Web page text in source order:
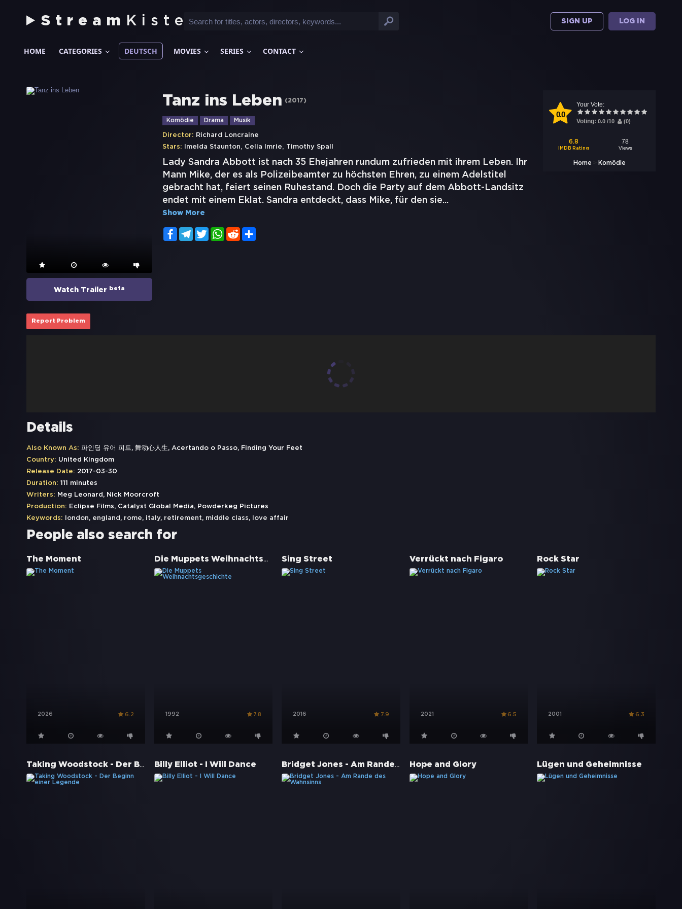
Stream Kiste SIGN UP LOG IN
HOME CATEGORIES DEUTSCH MOVIES SERIES CONTACT
Watch Trailer beta
0.0
Your Vote:
Voting: 0.0 /10 (0)
6.8
IMDB Rating
78
Views
Home > Komödie
Tanz ins Leben (2017)
Komödie Drama Musik
Director: Richard Loncraine
Stars: Imelda Staunton, Celia Imrie, Timothy Spall
Lady Sandra Abbott ist nach 35 Ehejahren rundum zufrieden mit ihrem Leben. Ihr
Mann Mike, der es als Polizeibeamter zu höchsten Ehren, zu einem Adelstitel
gebracht hat, feiert seinen Ruhestand. Doch die Party auf dem Abbott-Landsitz
endet mit einem Eklat. Sandra entdeckt, dass Mike, für den sie...
Show More
FacebookTelegramTwitterWhatsApp
Reddit
Report Problem
Details
Also Known As: 파인딩 유어 피트, 舞动心人生, Acertando o Passo, Finding Your Feet
Country: United Kingdom
Release Date: 2017-03-30
Duration: 111 minutes
Writers: Meg Leonard, Nick Moorcroft
Production: Eclipse Films, Catalyst Global Media, Powderkeg Pictures
Keywords: london, england , rome, italy, retirement, middle class, love affair
People also search for
The Moment
2026 6.2
Die Muppets Weihnachtsgeschichte
1992 7.8
Sing Street
2016 7.9
Verrückt nach Figaro
2021 6.5
Rock Star
2001 6.3
Taking Woodstock - Der Beginn einer Legende Billy Elliot - I Will Dance Bridget Jones - Am Rande des Wahnsinns Hope and Glory Lügen und Geheimnisse